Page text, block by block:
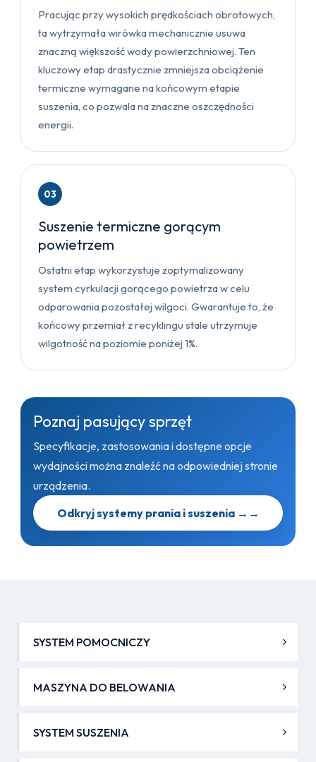
Pracując przy wysokich prędkościach obrotowych,
ta wytrzymała wirówka mechanicznie usuwa
znaczną większość wody powierzchniowej. Ten
kluczowy etap drastycznie zmniejsza obciążenie
termiczne wymagane na końcowym etapie
suszenia, co pozwala na znaczne oszczędności
energii.
03
Suszenie termiczne gorącym
powietrzem
Ostatni etap wykorzystuje zoptymalizowany
system cyrkulacji gorącego powietrza w celu
odparowania pozostałej wilgoci. Gwarantuje to, że
końcowy przemiał z recyklingu stale utrzymuje
wilgotność na poziomie poniżej 1%.
Poznaj pasujący sprzęt
Specyfikacje, zastosowania i dostępne opcje
wydajności można znaleźć na odpowiedniej stronie
urządzenia.
Odkryj systemy prania i suszenia → →
SYSTEM POMOCNICZY
MASZYNA DO BELOWANIA
SYSTEM SUSZENIA